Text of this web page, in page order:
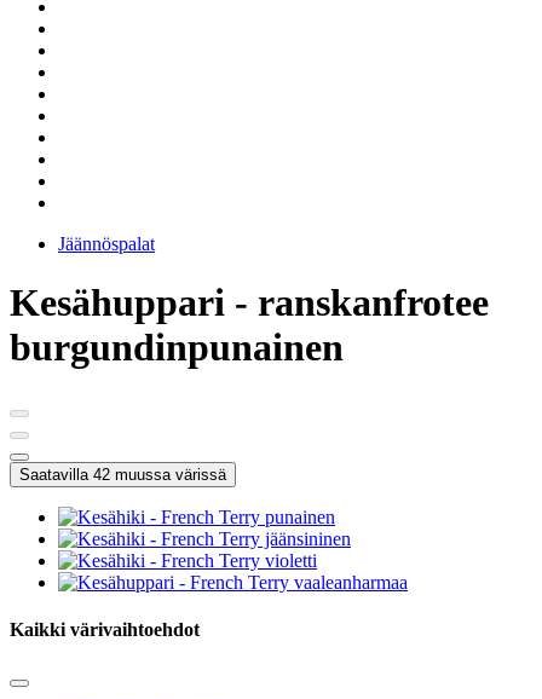
Jäännöspalat
Kesähuppari - ranskanfrotee
burgundinpunainen
Saatavilla 42 muussa värissä
Kaikki värivaihtoehdot